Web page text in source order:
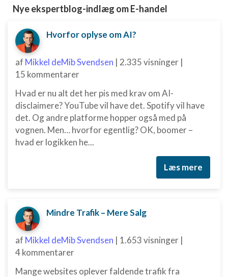
Nye ekspertblog-indlæg om E-handel
Hvorfor oplyse om AI?
af Mikkel deMib Svendsen | 2.335 visninger |
15 kommentarer
Hvad er nu alt det her pis med krav om AI-
disclaimere? YouTube vil have det. Spotify vil have
det. Og andre platforme hopper også med på
vognen. Men… hvorfor egentlig? OK, boomer –
hvad er logikken he...
Læs mere
Mindre Trafik – Mere Salg
af Mikkel deMib Svendsen | 1.653 visninger |
4 kommentarer
Mange websites oplever faldende trafik fra